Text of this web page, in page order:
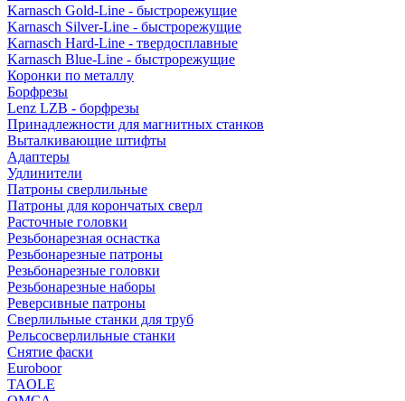
Karnasch Gold-Line - быстрорежущие
Karnasch Silver-Line - быстрорежущие
Karnasch Hard-Line - твердосплавные
Karnasch Blue-Line - быстрорежущие
Коронки по металлу
Борфрезы
Lenz LZB - борфрезы
Принадлежности для магнитных станков
Выталкивающие штифты
Адаптеры
Удлинители
Патроны сверлильные
Патроны для корончатых сверл
Расточные головки
Резьбонарезная оснастка
Резьбонарезные патроны
Резьбонарезные головки
Резьбонарезные наборы
Реверсивные патроны
Сверлильные станки для труб
Рельсосверлильные станки
Снятие фаски
Euroboor
TAOLE